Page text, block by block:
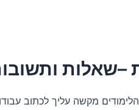
–שאלות
מקשה עליך לכתוב